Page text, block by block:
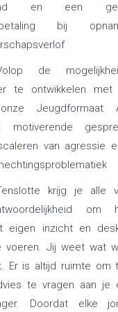
en een
bij
de
te ontwikkelen met
Jeugdformaat
motiverende
van agressie
krijg je alle
om
eigen inzicht en
voeren. Jij weet wat
Er is altijd ruimte om
te vragen aan je
Doordat elke